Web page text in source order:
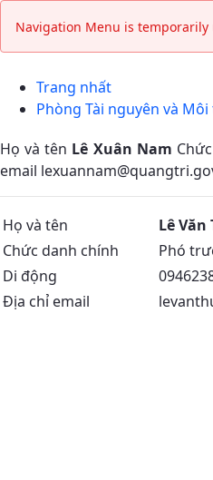
Phòng Tài
Navigation Menu is temporarily
Trang nhất
Phòng Tài nguyên và
Họ và tên Lê Xuân Nam
email
Họ và tên
Lê Văn
Chức danh chính
Phó
Di động
Địa chỉ email